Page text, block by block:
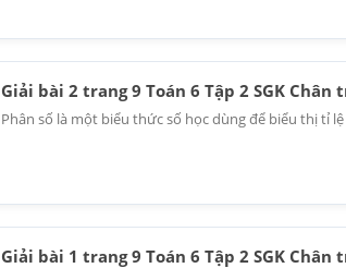
Giải bài 2 trang 9 Toán 6 Tập 2 SGK Chân
Phân số là một biểu thức số học dùng để biểu thị tỉ
Giải bài 1 trang 9 Toán 6 Tập 2 SGK Chân